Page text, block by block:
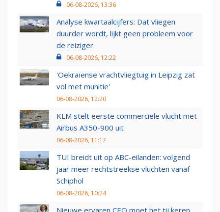
06-08-2026, 13:36
Analyse kwartaalcijfers: Dat vliegen
duurder wordt, lijkt geen probleem voor
de reiziger
06-08-2026, 12:22
'Oekraïense vrachtvliegtuig in Leipzig zat
vol met munitie'
06-08-2026, 12:20
KLM stelt eerste commerciële vlucht met
Airbus A350-900 uit
06-08-2026, 11:17
TUI breidt uit op ABC-eilanden: volgend
jaar meer rechtstreekse vluchten vanaf
Schiphol
06-08-2026, 10:24